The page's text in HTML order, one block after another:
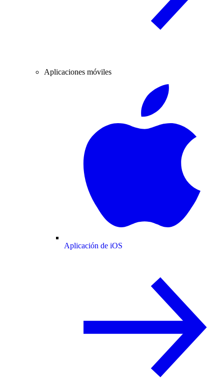
Aplicaciones móviles
Aplicación de iOS